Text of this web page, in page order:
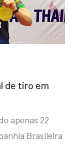
de tiro em
apenas 22
Brasileira